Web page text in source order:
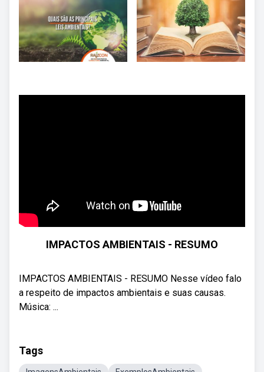
IMPACTOS AMBIENTAIS - RESUMO
IMPACTOS AMBIENTAIS - RESUMO Nesse vídeo falo
a respeito de impactos ambientais e suas causas.
Música: ...
Tags